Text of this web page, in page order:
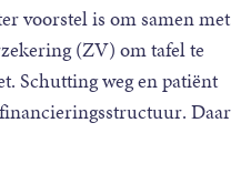
Richtlijnen in de
via:
richtlijnen-de-
op 4 december 2023.
voorstel is om samen met
(ZV) om tafel te
Schutting weg en patiënt
Daar